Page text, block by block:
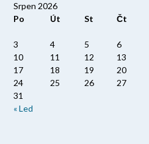
Srpen 2026
Po
Út St Čt
« Led
3
4 5 6
10
11 12 13
17
18 19 20
24
25 26 27
31